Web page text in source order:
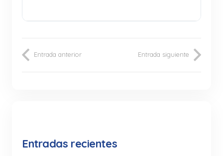
Entrada anterior Entrada siguiente
Entradas recientes